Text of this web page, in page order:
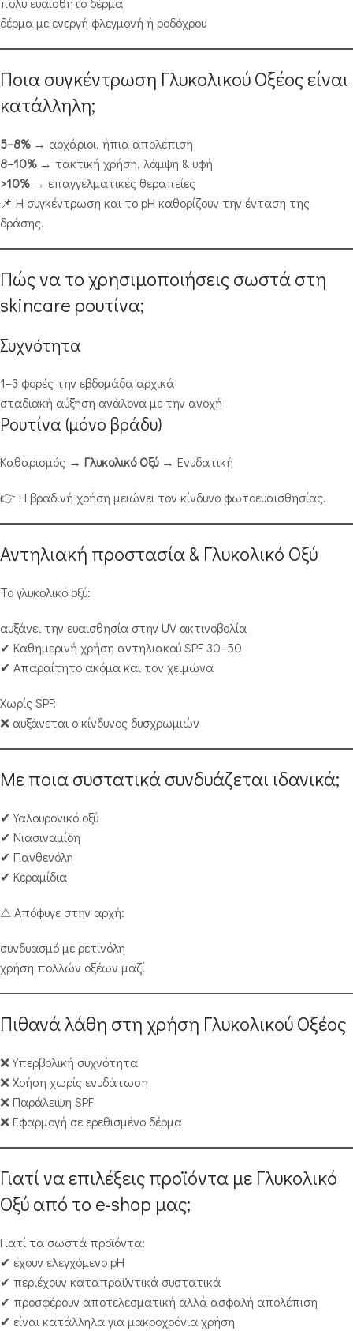
δέρμα με ενεργή φλεγμονή ή ροδόχρου
Ποια συγκέντρωση Γλυκολικού Οξέος είναι
κατάλληλη;
5–8%→ αρχάριοι, ήπια απολέπιση
8–10%→ τακτική χρήση, λάμψη & υφή
>10%→ επαγγελματικές θεραπείες
📌 Η συγκέντρωση και το pH καθορίζουν την ένταση της
δράσης.
Πώς να το χρησιμοποιήσεις σωστά στη
skincare ρουτίνα;
Συχνότητα
1–3 φορές την εβδομάδα αρχικά
σταδιακή αύξηση ανάλογα με την ανοχή
Ρουτίνα (μόνο βράδυ)
Καθαρισμός → Γλυκολικό Οξύ→ Ενυδατική
👉 Η βραδινή χρήση μειώνει τον κίνδυνο φωτοευαισθησίας.
Αντηλιακή προστασία & Γλυκολικό Οξύ
Το γλυκολικό οξύ:
αυξάνει την ευαισθησία στην UV ακτινοβολία
✔ Καθημερινή χρήση αντηλιακού SPF 30–50
✔ Απαραίτητο ακόμα και τον χειμώνα
Χωρίς SPF:
❌ αυξάνεται ο κίνδυνος δυσχρωμιών
Με ποια συστατικά συνδυάζεται ιδανικά;
✔ Υαλουρονικό οξύ
✔ Νιασιναμίδη
✔ Πανθενόλη
✔ Κεραμίδια
⚠ Απόφυγε στην αρχή:
συνδυασμό με ρετινόλη
χρήση πολλών οξέων μαζί
Πιθανά λάθη στη χρήση Γλυκολικού Οξέος
❌ Υπερβολική συχνότητα
❌ Χρήση χωρίς ενυδάτωση
❌ Παράλειψη SPF
❌ Εφαρμογή σε ερεθισμένο δέρμα
Γιατί να επιλέξεις προϊόντα με Γλυκολικό
Οξύ από το e-shop μας;
Γιατί τα σωστά προϊόντα:
✔ έχουν ελεγχόμενο pH
✔ περιέχουν καταπραϋντικά συστατικά
✔ προσφέρουν αποτελεσματική αλλά ασφαλή απολέπιση
✔ είναι κατάλληλα για μακροχρόνια χρήση